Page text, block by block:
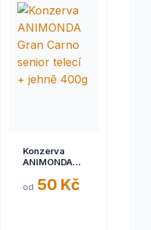
Konzerva
ANIMONDA
senior telecí
od 50 Kč